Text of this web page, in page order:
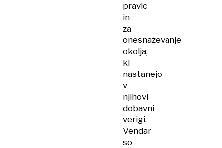
pravic
in
za
onesnaževanje
okolja,
ki
nastanejo
v
njihovi
dobavni
verigi.
Vendar
so